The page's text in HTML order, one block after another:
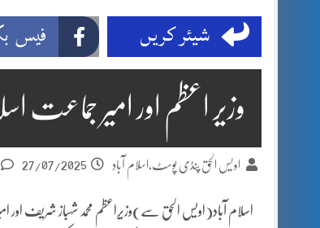
شیئر کریں فیس
وزیر اعظم اور امیر جماعت
اویس الحق پنڈی پوسٹ،اسلام آباد 27/07/2025
اسلام آباد(اویس الحق سے)وزیرِاعظم محمد شہباز شریف اور